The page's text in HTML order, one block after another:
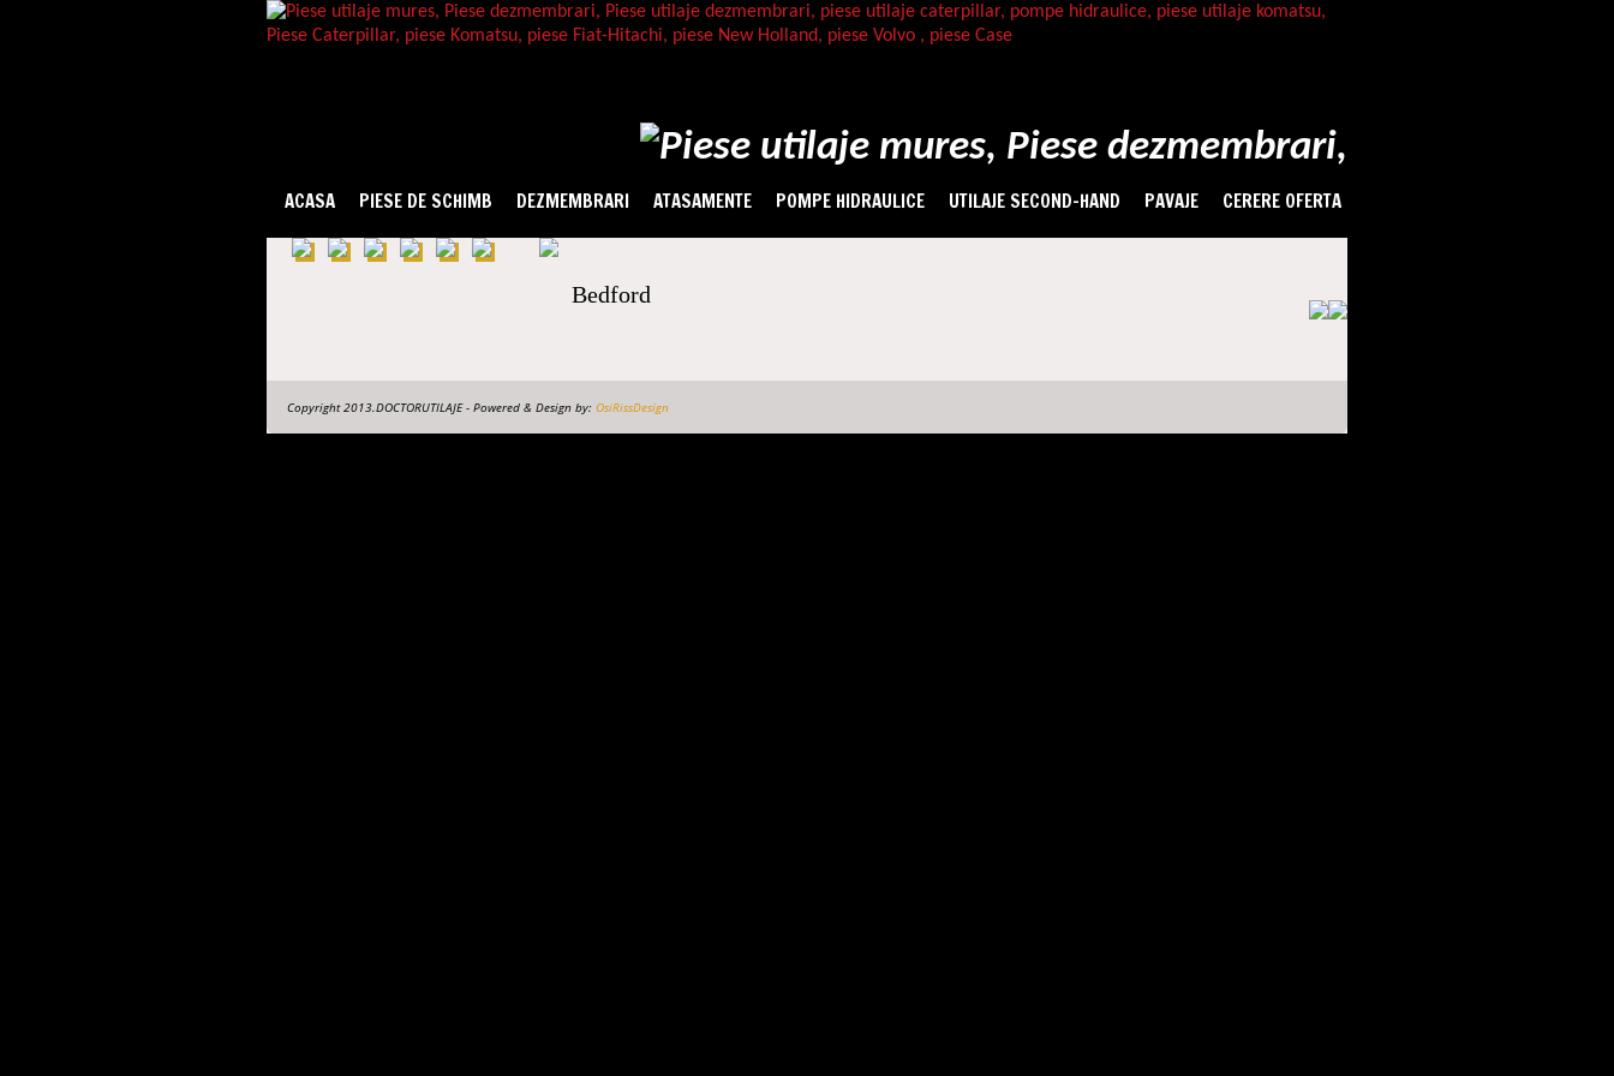
ACASA PIESE DE SCHIMB DEZMEMBRARI ATASAMENTE POMPE HIDRAULICE UTILAJE SECOND-HAND PAVAJE CERERE OFERTA
Bedford
Copyright 2013.DOCTORUTILAJE - Powered & Design by: OsiRissDesign